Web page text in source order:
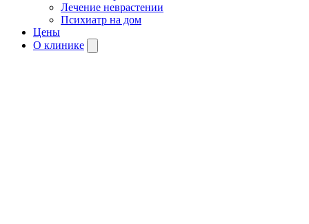
Лечение неврастении
Психиатр на дом
Цены
О клинике